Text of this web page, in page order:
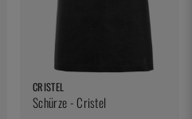
CRISTEL
Schürze - Cristel